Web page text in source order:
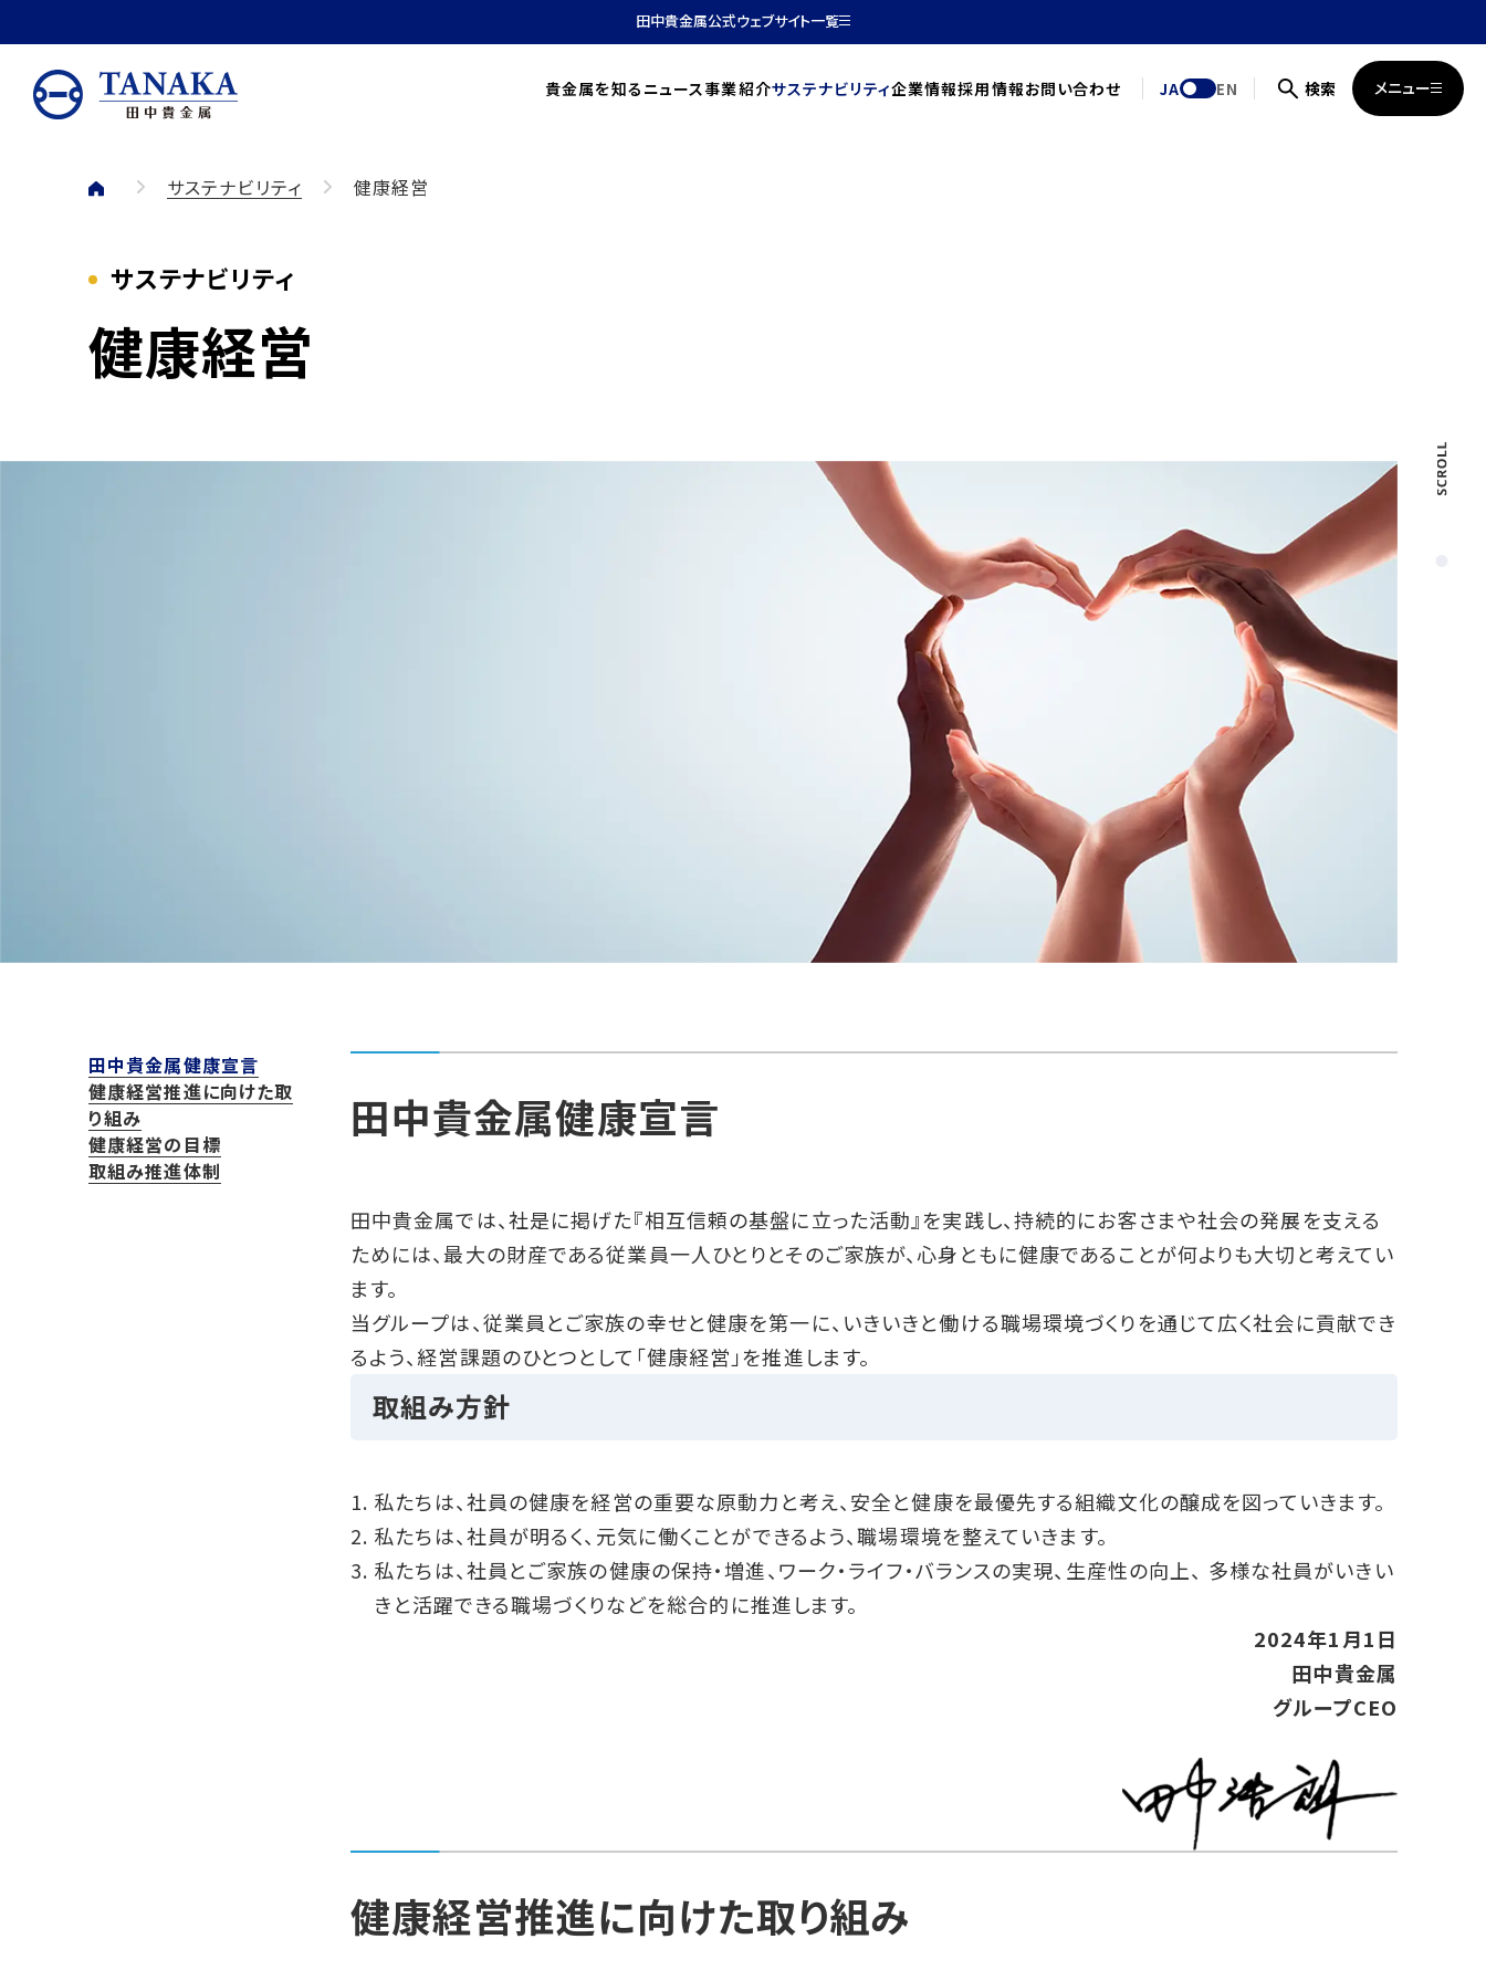
田中貴金属公式ウェブサイト一覧
貴金属を知る ニュース事業紹介サステナビリティ企業情報採用情報お問い合わせ JA EN 検索 メニュー
サステナビリティ 健康経営
サステナビリティ
健康経営
田中貴金属健康宣言
健康経営推進に向けた取
り組み
健康経営の目標
取組み推進体制
田中貴金属健康宣言
田中貴金属では、社是に掲げた『相互信頼の基盤に立った活動』を実践し、持続的にお客さまや社会の発展を支える
ためには、最大の財産である従業員一人ひとりとそのご家族が、心身ともに健康であることが何よりも大切と考えてい
ます。
当グループは、従業員とご家族の幸せと健康を第一に、いきいきと働ける職場環境づくりを通じて広く社会に貢献でき
るよう、経営課題のひとつとして「健康経営」を推進します。
取組み方針
1. 私たちは、社員の健康を経営の重要な原動力と考え、安全と健康を最優先する組織文化の醸成を図っていきます。
2. 私たちは、社員が明るく、元気に働くことができるよう、職場環境を整えていきます。
3. 私たちは、社員とご家族の健康の保持・増進、ワーク・ライフ・バランスの実現、生産性の向上、 多様な社員がいきい
きと活躍できる職場づくりなどを総合的に推進します。
2024年1月1日
田中貴金属
グループCEO
健康経営推進に向けた取り組み